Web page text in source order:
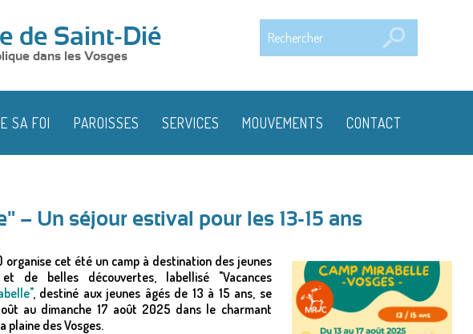
de Saint-Dié
dans les Vosges
SA FOI PAROISSES SERVICES MOUVEMENTS CONTACT
– Un séjour estival pour les 13-15 ans
cet été un camp à destination des jeunes
de belles découvertes, labellisé "Vacances
, destiné aux jeunes âgés de 13 à 15 ans, se
au dimanche 17 août 2025 dans le charmant
plaine des Vosges.